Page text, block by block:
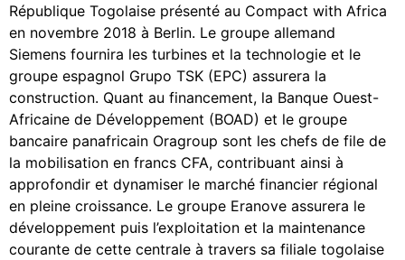
République Togolaise présenté au Compact with Africa
en novembre 2018 à Berlin. Le groupe allemand
Siemens fournira les turbines et la technologie et le
groupe espagnol Grupo TSK (EPC) assurera la
construction. Quant au financement, la Banque Ouest-
Africaine de Développement (BOAD) et le groupe
bancaire panafricain Oragroup sont les chefs de file de
la mobilisation en francs CFA, contribuant ainsi à
approfondir et dynamiser le marché financier régional
en pleine croissance. Le groupe Eranove assurera le
développement puis l’exploitation et la maintenance
courante de cette centrale à travers sa filiale togolaise